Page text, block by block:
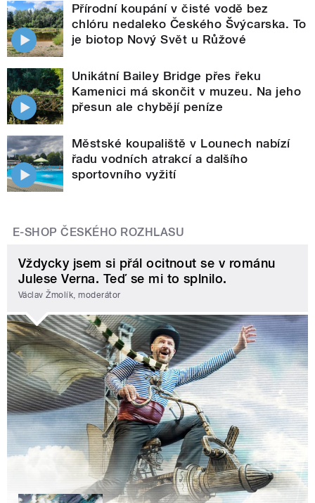
Přírodní koupání v čisté vodě bez
chlóru nedaleko Českého Švýcarska. To
je biotop Nový Svět u Růžové
Unikátní Bailey Bridge přes řeku
Kamenici má skončit v muzeu. Na jeho
přesun ale chybějí peníze
Městské koupaliště v Lounech nabízí
řadu vodních atrakcí a dalšího
sportovního vyžití
E-SHOP ČESKÉHO ROZHLASU
Vždycky jsem si přál ocitnout se v románu
Julese Verna. Teď se mi to splnilo.
Václav Žmolík, moderátor